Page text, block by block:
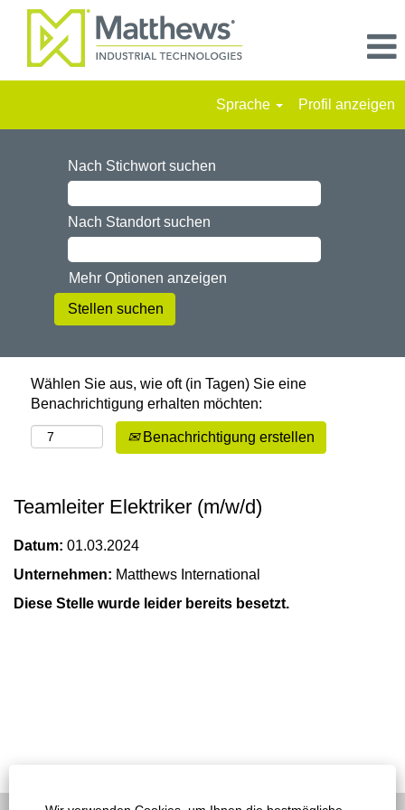
Sprache Profil anzeigen
Nach Stichwort suchen
Nach Standort suchen
Mehr Optionen anzeigen
Wählen Sie aus, wie oft (in Tagen) Sie eine
Benachrichtigung erhalten möchten:
Benachrichtigung erstellen
Teamleiter Elektriker (m/w/d)
Datum: 01.03.2024
Unternehmen: Matthews International
Diese Stelle wurde leider bereits besetzt.